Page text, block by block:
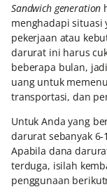
Sandwich generation
menghadapi situasi
pekerjaan atau
darurat ini harus
beberapa bulan,
uang untuk
transportasi, dan
Untuk Anda yang
darurat sebanyak
Apabila dana
terduga, isilah
penggunaan